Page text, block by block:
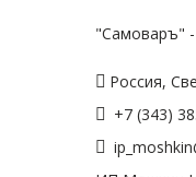
"Самоваръ" -
Россия,
+7 (343)